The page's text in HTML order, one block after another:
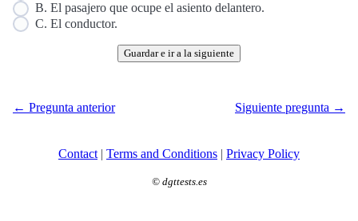
B. El pasajero que ocupe el asiento delantero.
C. El conductor.
Guardar e ir a la siguiente
← Pregunta anterior Siguiente pregunta →
Contact | Terms and Conditions | Privacy Policy
© dgttests.es